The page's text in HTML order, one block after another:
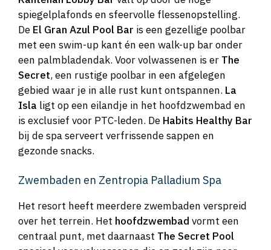
spiegelplafonds en sfeervolle flessenopstelling.
De El Gran Azul Pool Bar is een gezellige poolbar
met een swim-up kant én een walk-up bar onder
een palmbladendak. Voor volwassenen is er The
Secret, een rustige poolbar in een afgelegen
gebied waar je in alle rust kunt ontspannen. La
Isla ligt op een eilandje in het hoofdzwembad en
is exclusief voor PTC-leden. De Habits Healthy Bar
bij de spa serveert verfrissende sappen en
gezonde snacks.
Zwembaden en Zentropia Palladium Spa
Het resort heeft meerdere zwembaden verspreid
over het terrein. Het hoofdzwembad vormt een
centraal punt, met daarnaast The Secret Pool